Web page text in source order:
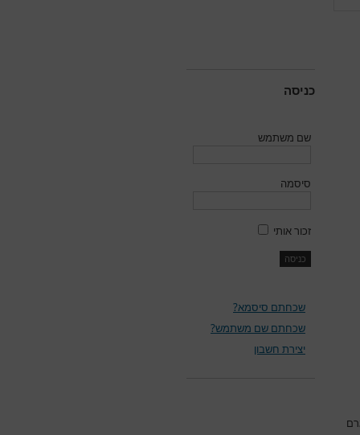
כניסה
שם משתמש
סיסמה
זכור אותי
שכחתם סיסמא?
שכחתם שם משתמש?
יצירת חשבון